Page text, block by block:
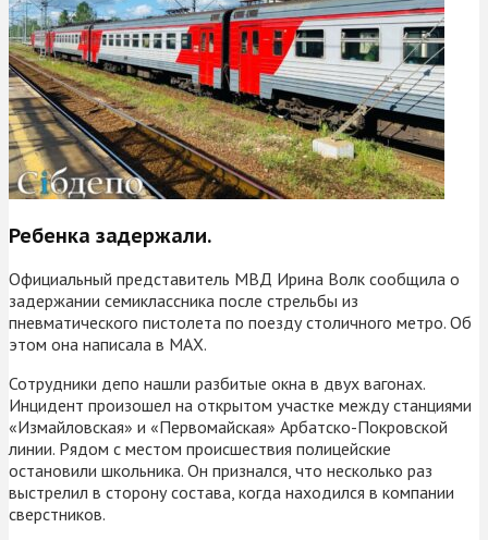
Ребенка задержали.
Официальный представитель МВД Ирина Волк сообщила о
задержании семиклассника после стрельбы из
пневматического пистолета по поезду столичного метро. Об
этом она написала в MAX.
Сотрудники депо нашли разбитые окна в двух вагонах.
Инцидент произошел на открытом участке между станциями
«‎Измайловская» и «‎Первомайская» Арбатско-Покровской
линии. Рядом с местом происшествия полицейские
остановили школьника. Он признался, что несколько раз
выстрелил в сторону состава, когда находился в компании
сверстников.